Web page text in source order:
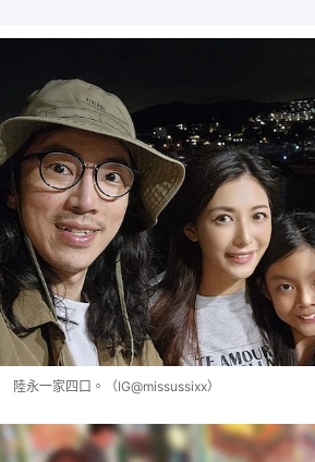
陸永一家四口。（IG@missussixx）